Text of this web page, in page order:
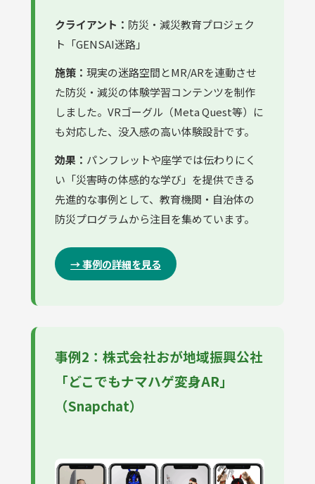
クライアント： 防災・減災教育プロジェク
ト「GENSAI迷路」
施策： 現実の迷路空間とMR/ARを連動させ
た防災・減災の体験学習コンテンツを制作
しました。VRゴーグル（Meta Quest等）に
も対応した、没入感の高い体験設計です。
効果： パンフレットや座学では伝わりにく
い「災害時の体感的な学び」を提供できる
先進的な事例として、教育機関・自治体の
防災プログラムから注目を集めています。
→ 事例の詳細を見る
事例2：株式会社おが地域振興公社
「どこでもナマハゲ変身AR」
（Snapchat）